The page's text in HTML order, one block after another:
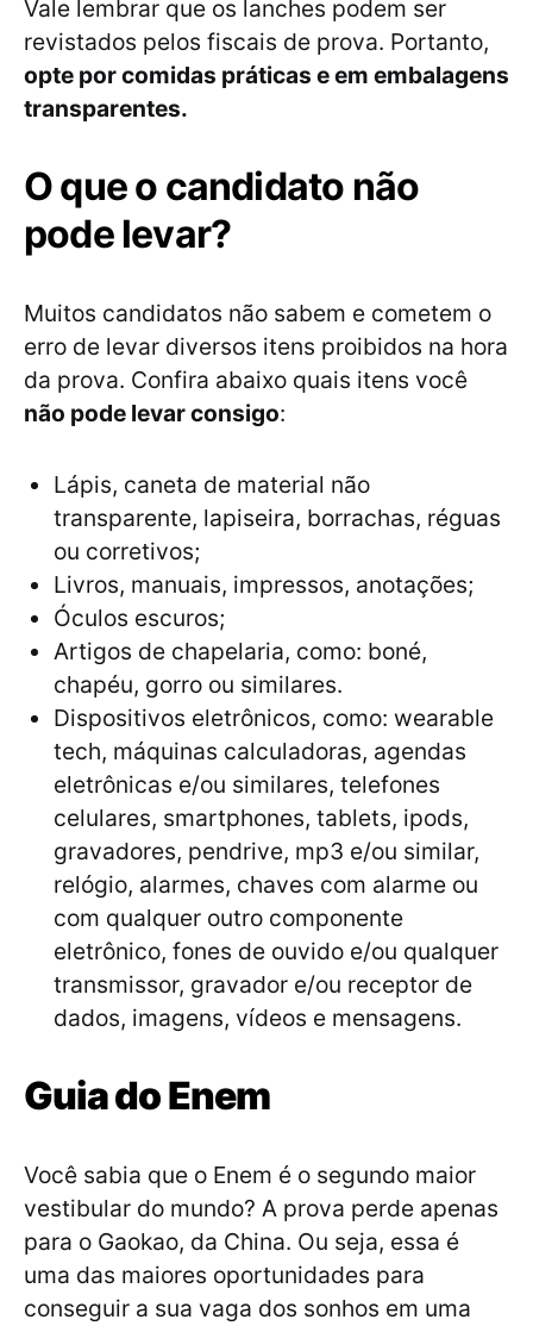
Vale lembrar que os lanches podem ser
revistados pelos fiscais de prova. Portanto,
opte por comidas práticas e em embalagens
transparentes.
O que o candidato não
pode levar?
Muitos candidatos não sabem e cometem o
erro de levar diversos itens proibidos na hora
da prova. Confira abaixo quais itens você
não pode levar consigo:
Lápis, caneta de material não
transparente, lapiseira, borrachas, réguas
ou corretivos;
Livros, manuais, impressos, anotações;
Óculos escuros;
Artigos de chapelaria, como: boné,
chapéu, gorro ou similares.
Dispositivos eletrônicos, como: wearable
tech, máquinas calculadoras, agendas
eletrônicas e/ou similares, telefones
celulares, smartphones, tablets, ipods,
gravadores, pendrive, mp3 e/ou similar,
relógio, alarmes, chaves com alarme ou
com qualquer outro componente
eletrônico, fones de ouvido e/ou qualquer
transmissor, gravador e/ou receptor de
dados, imagens, vídeos e mensagens.
Guia do Enem
Você sabia que o Enem é o segundo maior
vestibular do mundo? A prova perde apenas
para o Gaokao, da China. Ou seja, essa é
uma das maiores oportunidades para
conseguir a sua vaga dos sonhos em uma